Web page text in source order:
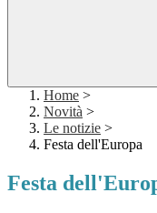
Home >
Novità >
Le notizie >
Festa dell'Europa
Festa